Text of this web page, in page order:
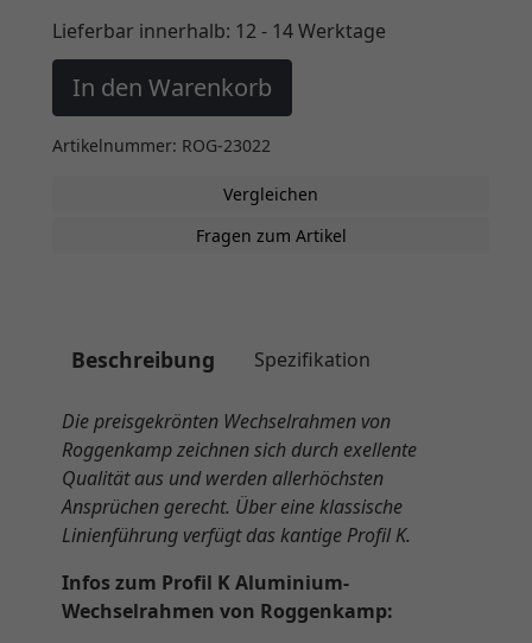
Lieferbar innerhalb: 12 - 14 Werktage
In den Warenkorb
Artikelnummer: ROG-23022
Vergleichen
Fragen zum Artikel
Beschreibung Spezifikation
Die preisgekrönten Wechselrahmen von
Roggenkamp zeichnen sich durch exellente
Qualität aus und werden allerhöchsten
Ansprüchen gerecht. Über eine klassische
Linienführung verfügt das kantige Profil K.
Infos zum Profil K Aluminium-
Wechselrahmen von Roggenkamp: